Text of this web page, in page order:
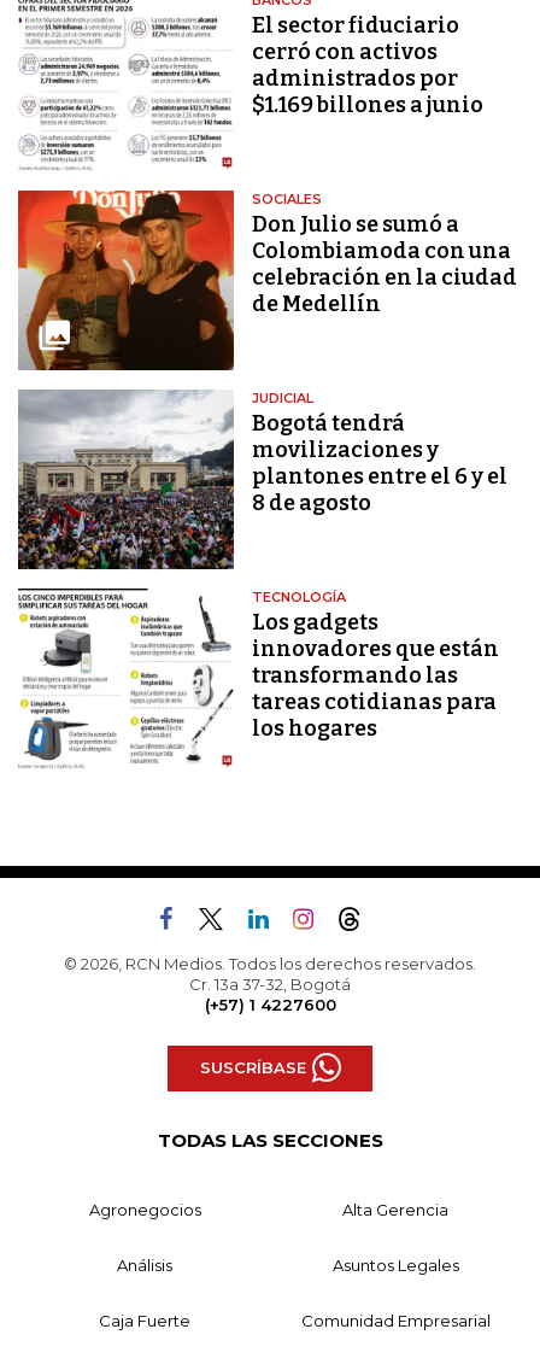
El sector fiduciario
cerró con activos
administrados por
$1.169 billones a junio
SOCIALES
Don Julio se sumó a
Colombiamoda con una
celebración en la ciudad
de Medellín
JUDICIAL
Bogotá tendrá
movilizaciones y
plantones entre el 6 y el
8 de agosto
TECNOLOGÍA
Los gadgets
innovadores que están
transformando las
tareas cotidianas para
los hogares
© 2026, RCN Medios. Todos los derechos reservados.
Cr. 13a 37-32, Bogotá
(+57) 1 4227600
SUSCRÍBASE
TODAS LAS SECCIONES
Agronegocios Alta Gerencia
Análisis Asuntos Legales
Caja Fuerte Comunidad Empresarial